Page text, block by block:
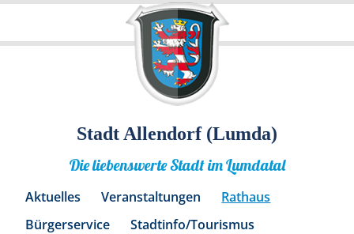
Stadt Allendorf (Lumda)
Die liebenswerte Stadt im Lumdatal
Aktuelles Veranstaltungen
Rathaus
Bürgerservice
Stadtinfo/Tourismus